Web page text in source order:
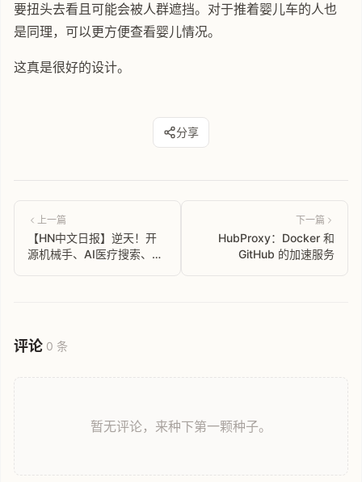
要扭头去看且可能会被人群遮挡。对于推着婴儿车的人也
是同理，可以更方便查看婴儿情况。
这真是很好的设计。
分享
上一篇
【HN中文日报】逆天！开
源机械手、AI医疗搜索、怀
下一篇
HubProxy：Docker 和
GitHub 的加速服务
评论 0 条
暂无评论，来种下第一颗种子。